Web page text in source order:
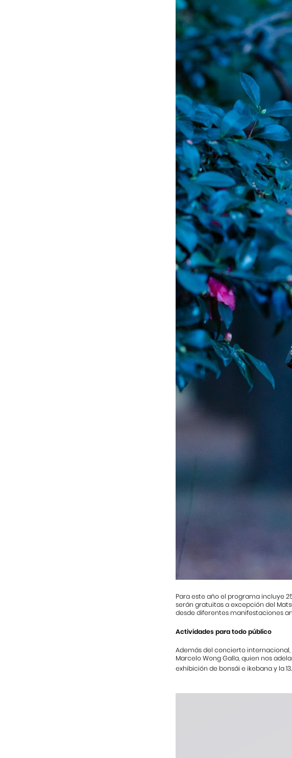
Para este año el programa incluye
serán gratuitas a excepción del
desde diferentes manifestaciones
Actividades para todo público
Además del concierto internacional,
Marcelo Wong Galla, quien nos
exhibición de bonsái e ikebana y la